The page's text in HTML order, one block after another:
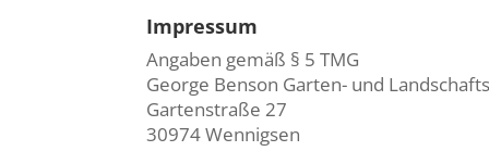
Impressum
Angaben gemäß § 5 TMG
George Benson Garten- und
Gartenstraße 27
30974 Wennigsen